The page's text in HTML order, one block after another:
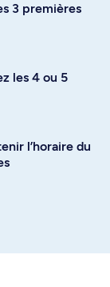
3 premières
les 4 ou 5
l’horaire du